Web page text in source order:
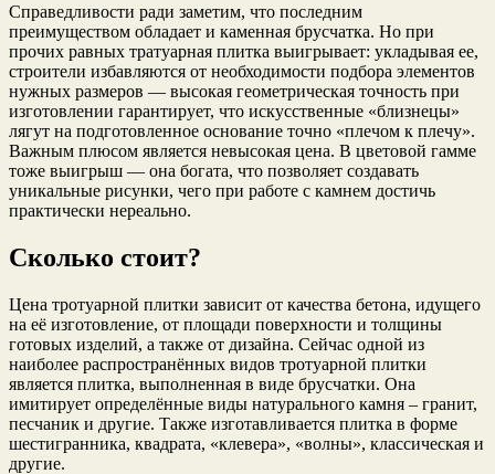
Справедливости ради заметим, что последним
преимуществом обладает и каменная брусчатка. Но при
прочих равных тратуарная плитка выигрывает: укладывая ее,
строители избавляются от необходимости подбора элементов
нужных размеров — высокая геометрическая точность при
изготовлении гарантирует, что искусственные «близнецы»
лягут на подготовленное основание точно «плечом к плечу».
Важным плюсом является невысокая цена. В цветовой гамме
тоже выигрыш — она богата, что позволяет создавать
уникальные рисунки, чего при работе с камнем достичь
практически нереально.
Сколько стоит?
Цена тротуарной плитки зависит от качества бетона, идущего
на её изготовление, от площади поверхности и толщины
готовых изделий, а также от дизайна. Сейчас одной из
наиболее распространённых видов тротуарной плитки
является плитка, выполненная в виде брусчатки. Она
имитирует определённые виды натурального камня – гранит,
песчаник и другие. Также изготавливается плитка в форме
шестигранника, квадрата, «клевера», «волны», классическая и
другие.